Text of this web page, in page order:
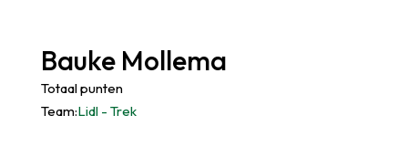
Bauke Mollema
Totaal punten
Team:Lidl - Trek